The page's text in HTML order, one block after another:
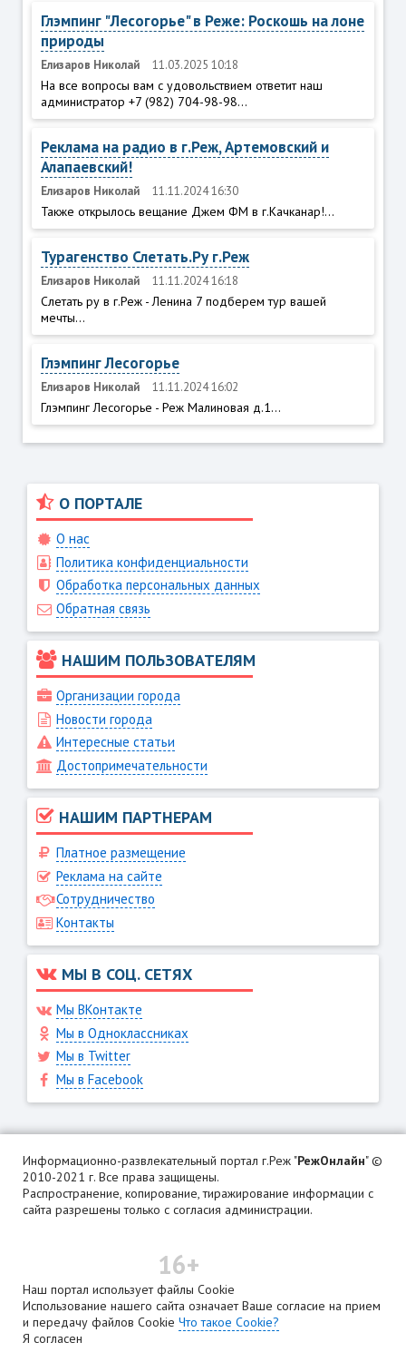
Глэмпинг "Лесогорье" в Реже: Роскошь на лоне
природы
Елизаров Николай 11.03.2025 10:18
На все вопросы вам с удовольствием ответит наш
администратор +7 (982) 704-98-98...
Реклама на радио в г.Реж, Артемовский и
Алапаевский!
Елизаров Николай 11.11.2024 16:30
Также открылось вещание Джем ФМ в г.Качканар!...
Турагенство Слетать.Ру г.Реж
Елизаров Николай 11.11.2024 16:18
Слетать ру в г.Реж - Ленина 7 подберем тур вашей
мечты...
Глэмпинг Лесогорье
Елизаров Николай 11.11.2024 16:02
Глэмпинг Лесогорье - Реж Малиновая д.1...
О ПОРТАЛЕ
О нас
Политика конфиденциальности
Обработка персональных данных
Обратная связь
НАШИМ ПОЛЬЗОВАТЕЛЯМ
Организации города
Новости города
Интересные статьи
Достопримечательности
НАШИМ ПАРТНЕРАМ
Платное размещение
Реклама на сайте
Сотрудничество
Контакты
МЫ В СОЦ. СЕТЯХ
Мы ВКонтакте
Мы в Одноклассниках
Мы в Twitter
Мы в Facebook
Информационно-развлекательный портал г.Реж "РежОнлайн" ©
2010-2021 г. Все права защищены.
Распространение, копирование, тиражирование информации с
сайта разрешены только с согласия администрации.
16+
Наш портал использует файлы Cookie
Использование нашего сайта означает Ваше согласие на прием
и передачу файлов Cookie Что такое Cookie?
Я согласен